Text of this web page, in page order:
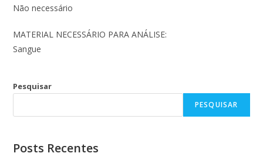
Não necessário
MATERIAL NECESSÁRIO PARA ANÁLISE:
Sangue
Pesquisar
PESQUISAR
Posts Recentes